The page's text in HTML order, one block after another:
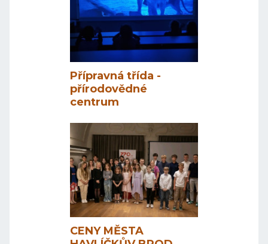
Přípravná třída -
přírodovědné
centrum
CENY MĚSTA